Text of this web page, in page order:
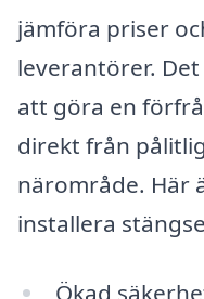
jämföra priser
leverantörer.
att göra en
direkt från
närområde. Här
installera
Ökad